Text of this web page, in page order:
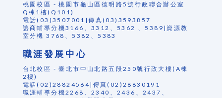
桃園校區 - 桃園市龜山區德明路5號行政聯合辦公室
Q棟1樓(Q101)
電話(03)3507001|傳真(03)3593857
諮商輔導分機3166、3312、5362 、5389|資源教
室分機 3768、5382、5383
職涯發展中心
台北校區 - 臺北市中山北路五段250號行政大樓(A棟
2樓)
電話(02)28824564|傳真(02)28830191
職涯輔導分機2268、2340、2436、2437、